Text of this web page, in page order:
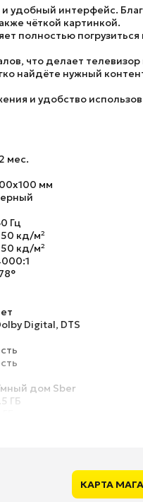
удобный интерфейс.
чёткой картинкой.
полностью погрузиться
что делает телевизор
найдёте нужный
и удобство
мес.
мм
Гц
кд/м²
кд/м²
Digital, DTS
дом Sber
ГБ
КАРТА